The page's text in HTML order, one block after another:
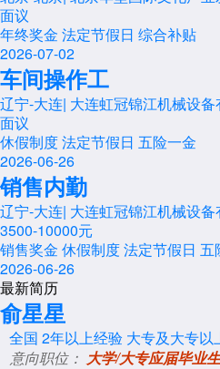
面议
年终奖金 法定节假日 综合补贴
2026-07-02
车间操作工
辽宁-大连| 大连虹冠锦江机械设备
面议
休假制度法定节假日 五险一金
2026-06-26
销售内勤
辽宁-大连| 大连虹冠锦江机械设备
3500-10000元
销售奖金 休假制度法定节假日 五
2026-06-26
最新简历
俞星星
全国 2年以上经验 大专及大专以
意向职位： 大学/大专应届毕业